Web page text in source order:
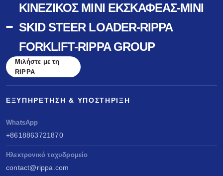
ΚΙΝΈΖΙΚΟΣ ΜΊΝΙ ΕΚΣΚΑΦΈΑΣ-MINI
SKID STEER LOADER-RIPPA
FORKLIFT-RIPPA GROUP
Μιλήστε με τη
RIPPA
ΕΞΥΠΗΡΈΤΗΣΗ & ΥΠΟΣΤΉΡΙΞΗ
WhatsApp
+8618863721870
Ηλεκτρονικό ταχυδρομείο
contact@rippa.com